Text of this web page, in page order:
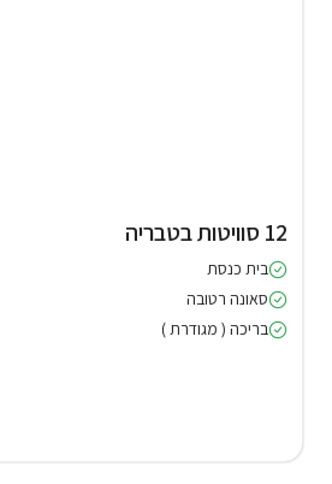
12 סוויטות בטבריה
בית כנסת
סאונה רטובה
בריכה ( מגודרת )